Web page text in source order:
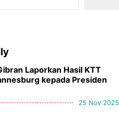
Laporkan Hasil KTT
kepada Presiden
25 Nov 2025